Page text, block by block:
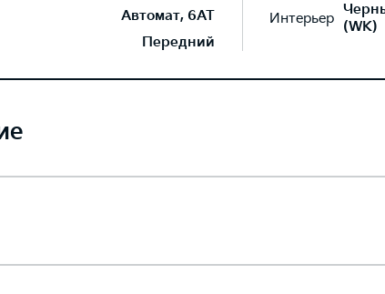
Автомат, 6AT
Передний
Интерьер (WK)